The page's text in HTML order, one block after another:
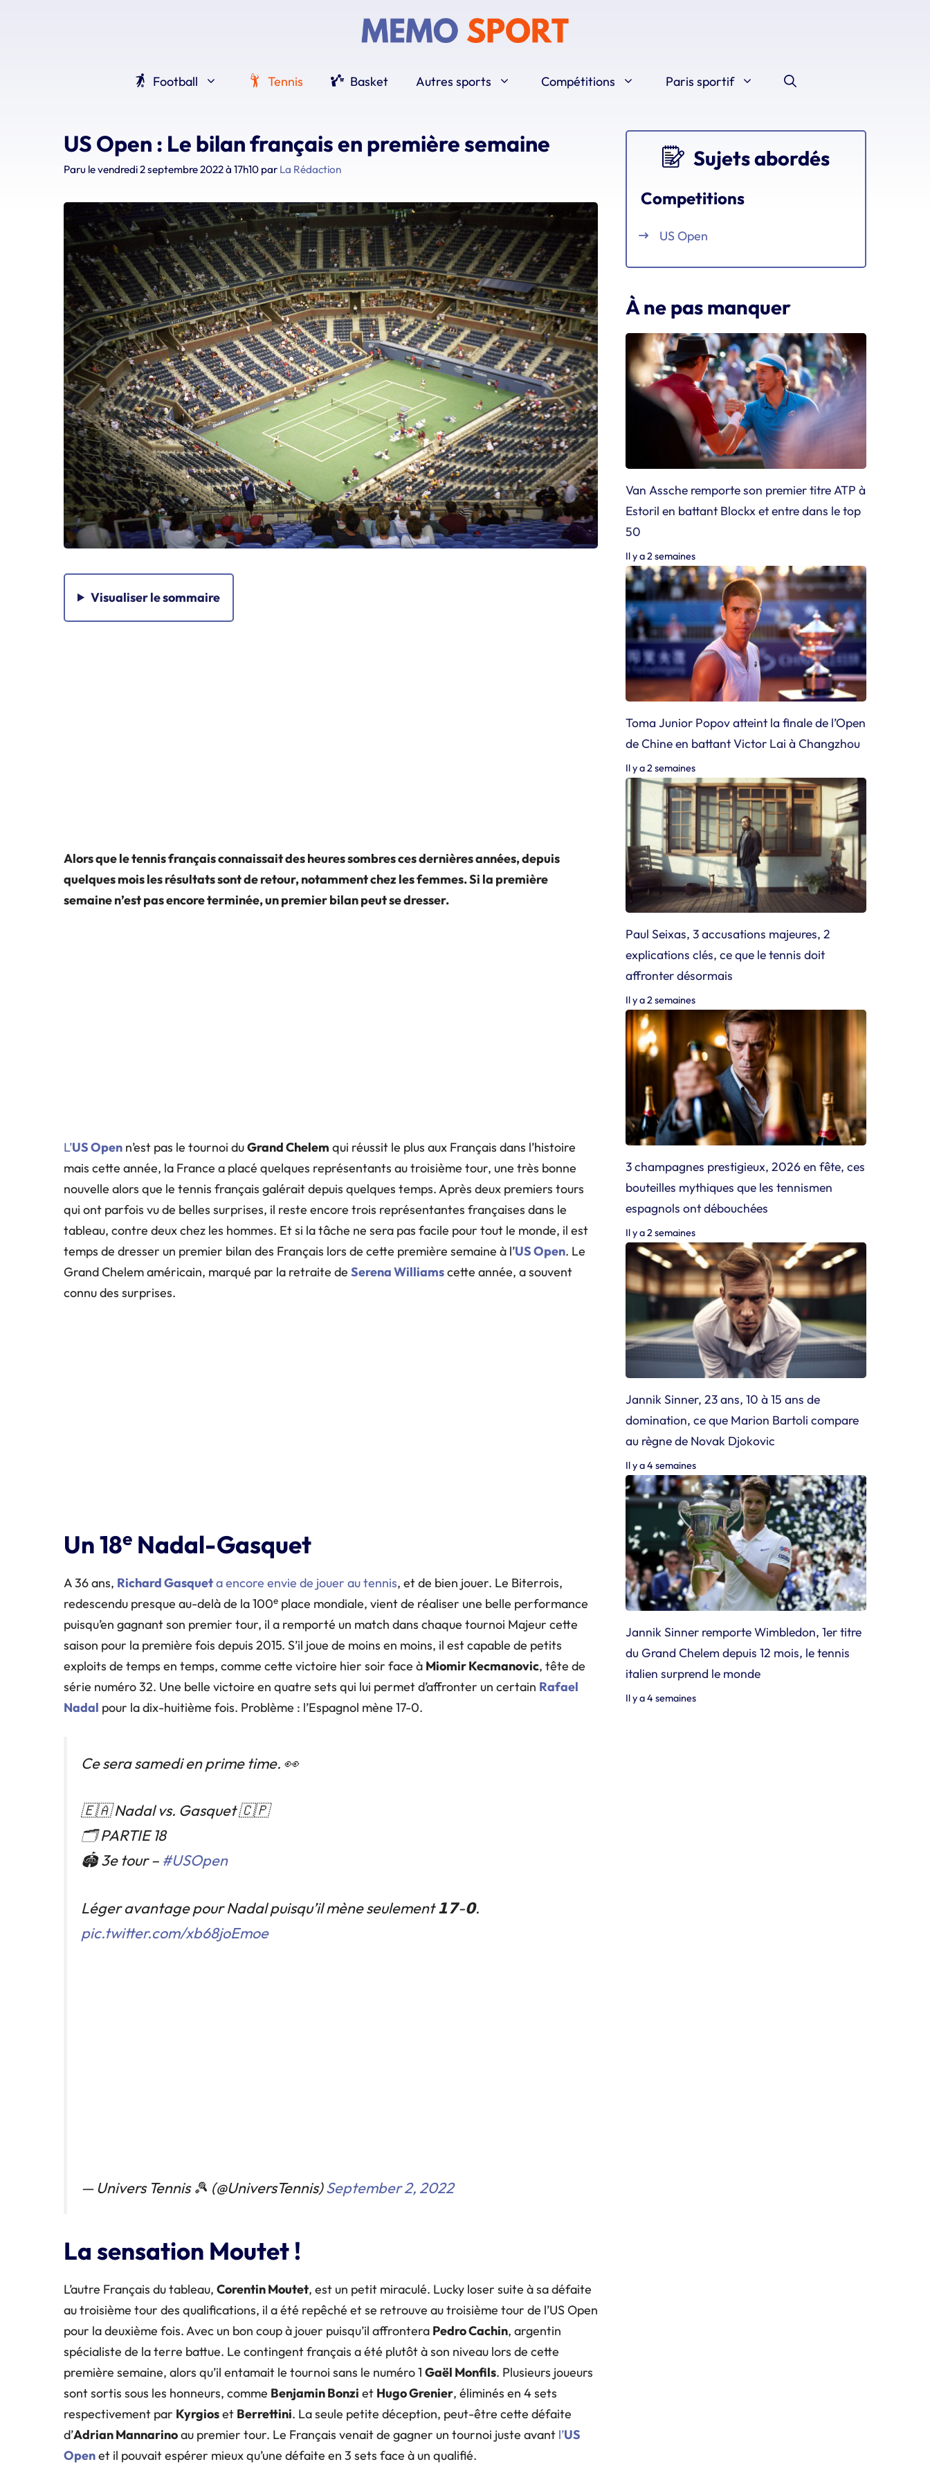
Football
Tennis Basket Autres sports Compétitions Paris sportif
US Open : Le bilan français en première semaine
Paru levendredi 2 septembre 2022 à 17h10 par La Rédaction
Visualiserle sommaire
Alors que le tennis français connaissait des heures sombres ces dernières années, depuis
quelques mois les résultats sont de retour, notamment chez les femmes. Si la première
semaine n’est pas encore terminée, un premier bilan peut se dresser.
L’US Open n’est pas le tournoi duGrand Chelem qui réussit le plus aux Français dans l’histoire
mais cette année, la France a placé quelques représentants au troisième tour, une très bonne
nouvelle alors que le tennis français galérait depuis quelques temps. Après deux premiers tours
qui ont parfois vu de belles surprises, il reste encore trois représentantes françaises dans le
tableau, contre deux chez les hommes. Et si la tâche ne sera pas facile pour tout le monde, il est
temps de dresser un premier bilan des Français lors de cette première semaine à l’US Open. Le
Grand Chelem américain, marqué par la retraite de Serena Williamscette année, a souvent
connu des surprises.
Un 18e Nadal-Gasquet
A 36 ans, Richard Gasqueta encore envie de jouer au tennis, et de bien jouer. Le Biterrois,
redescendu presque au-delà de la 100e place mondiale, vient de réaliser une belle performance
puisqu’en gagnant son premier tour, il a remporté un match dans chaque tournoi Majeur cette
saison pour la première fois depuis 2015. S’il joue de moins en moins, il est capable de petits
exploits de temps en temps, comme cette victoire hier soir face à Miomir Kecmanovic, tête de
série numéro 32. Une belle victoire en quatre sets qui lui permet d’affronter un certain Rafael
Nadal pour la dix-huitième fois. Problème : l’Espagnol mène 17-0.
Ce sera samedi en prime time. 👀
🇪🇦 Nadal vs. Gasquet 🇨🇵
🗂 PARTIE 18
🏟 3e tour – #USOpen
Léger avantage pour Nadal puisqu’il mène seulement 𝟭𝟳-𝟬.
pic.twitter.com/xb68joEmoe
— Univers Tennis 🎾 (@UniversTennis)September 2, 2022
La sensation Moutet !
L’autre Français du tableau, Corentin Moutet, est un petit miraculé. Lucky loser suite à sa défaite
au troisième tour des qualifications, il a été repêché et se retrouve au troisième tour de l’US Open
pour la deuxième fois. Avec un bon coup à jouer puisqu’il affrontera Pedro Cachin, argentin
spécialiste de la terre battue. Le contingent français a été plutôt à son niveau lors de cette
première semaine, alors qu’il entamait le tournoi sans le numéro 1 Gaël Monfils. Plusieurs joueurs
sont sortis sous les honneurs, comme Benjamin Bonzi et Hugo Grenier, éliminés en 4 sets
respectivement par Kyrgioset Berrettini. La seule petite déception, peut-être cette défaite
d’AdrianMannarinoau premier tour. Le Français venait de gagner un tournoi juste avant l’US
Openet il pouvait espérer mieux qu’une défaite en 3 sets face à un qualifié.
Sujets abordés
Competitions
US Open
À ne pas manquer
Van Assche remporte son premier titre ATP à
Estoril en battant Blockx et entre dans le top
50
Il y a 2 semaines
Toma Junior Popov atteint la finale de l’Open
de Chine en battant Victor Lai à Changzhou
Il y a 2 semaines
Paul Seixas, 3 accusations majeures, 2
explications clés, ce que le tennis doit
affronter désormais
Il y a 2 semaines
3 champagnes prestigieux, 2026 en fête, ces
bouteilles mythiques que les tennismen
espagnols ont débouchées
Il y a 2 semaines
Jannik Sinner, 23 ans, 10 à 15 ans de
domination, ce que Marion Bartoli compare
au règne de Novak Djokovic
Il y a 4 semaines
Jannik Sinner remporte Wimbledon, 1er titre
du Grand Chelem depuis 12 mois, le tennis
italien surprend le monde
Il y a 4 semaines